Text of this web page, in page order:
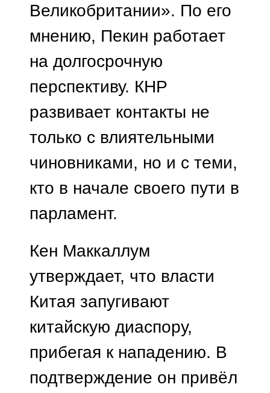
Великобритании». По его
мнению, Пекин работает
на долгосрочную
перспективу. КНР
развивает контакты не
только с влиятельными
чиновниками, но и с теми,
кто в начале своего пути в
парламент.
Кен Маккаллум
утверждает, что власти
Китая запугивают
китайскую диаспору,
прибегая к нападению. В
подтверждение он привёл